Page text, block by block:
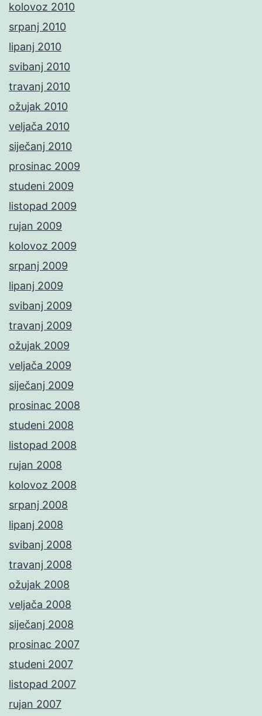
kolovoz 2010
srpanj 2010
lipanj 2010
svibanj 2010
travanj 2010
ožujak 2010
veljača 2010
siječanj 2010
prosinac 2009
studeni 2009
listopad 2009
rujan 2009
kolovoz 2009
srpanj 2009
lipanj 2009
svibanj 2009
travanj 2009
ožujak 2009
veljača 2009
siječanj 2009
prosinac 2008
studeni 2008
listopad 2008
rujan 2008
kolovoz 2008
srpanj 2008
lipanj 2008
svibanj 2008
travanj 2008
ožujak 2008
veljača 2008
siječanj 2008
prosinac 2007
studeni 2007
listopad 2007
rujan 2007